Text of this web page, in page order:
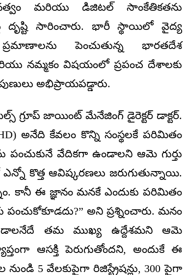
మరియు డిజిటల్ సాంకేతికతను
సారించారు. భారీ స్థాయిలో వైద్య
పెంచుతున్న భారతదేశ
నమ్మకం విషయంలో ప్రపంచ దేశాలకు
అభిప్రాయపడ్డారు.
గ్రూప్ జాయింట్ మేనేజింగ్ డైరెక్టర్ డాక్టర్.
అనేది కేవలం కొన్ని సంస్థలకే పరిమితం
వేదికగా ఉండాలని ఆమె గుర్తు
ఎన్నో కొత్త ఆవిష్కరణలు జరుగుతున్నాయి.
కానీ ఈ జ్ఞానం మనకే ఎందుకు పరిమితం
అని ప్రశ్నించారు. మనం
తమ ముఖ్య ఉద్దేశమని ఆమె
ఆసక్తి పెరుగుతోందని, అందుకే ఈ
5 వేలకుపైగా రిజిస్ట్రేషన్లు, 300 పైగా